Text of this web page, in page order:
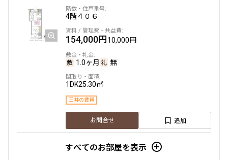
4階４０６
154,000円10,000円
1.0ヶ月 無
1DK25.30㎡
三井の賃貸
お問合せ 追加
すべてのお部屋を表示